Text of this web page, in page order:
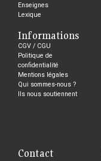
Enseignes
Lexique
Informations
CGV / CGU
Politique de
confidentialité
Mentions légales
Qui sommes-nous ?
Ils nous soutiennent
Contact